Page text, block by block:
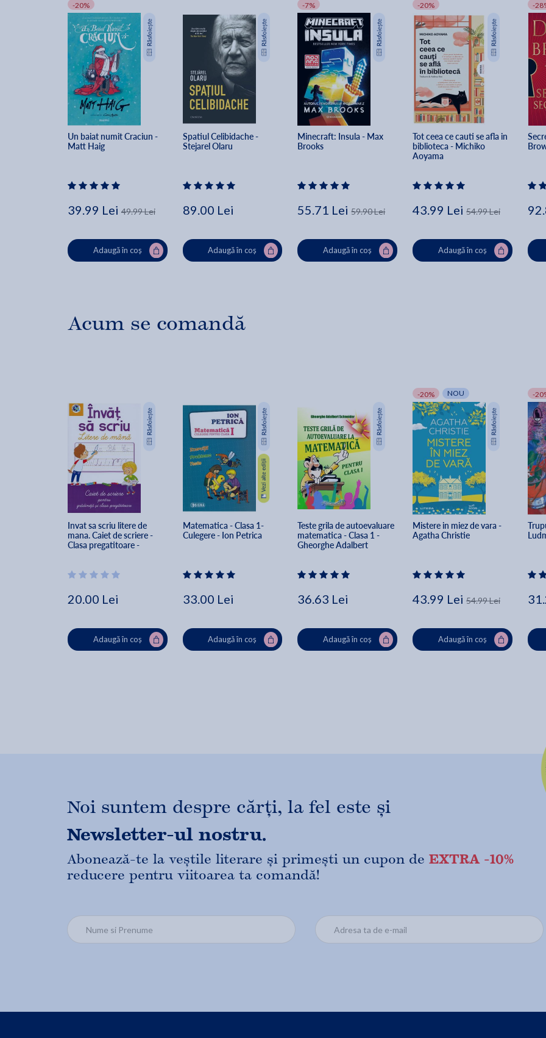
-20%
Un baiat numit Craciun -
Matt Haig
39.99 Lei 49.99 Lei
Adaugă în coș
Spatiul Celibidache -
Stejarel Olaru
89.00 Lei
Adaugă în coș
-7%
Minecraft: Insula - Max
Brooks
55.71 Lei 59.90 Lei
Adaugă în coș
-20%
Tot ceea ce cauti se afla in
biblioteca - Michiko
Aoyama
43.99 Lei 54.99 Lei
Adaugă în coș
-
Acum se comandă
Invat sa scriu litere de
mana. Caiet de scriere -
Clasa pregatitoare -
20.00 Lei
Adaugă în coș
Matematica - Clasa 1-
Culegere - Ion Petrica
33.00 Lei
Adaugă în coș
Teste grila de autoevaluare
matematica - Clasa 1 -
Gheorghe Adalbert
36.63 Lei
Adaugă în coș
-20% NOU
Mistere in miez de vara -
Agatha Christie
43.99 Lei 54.99 Lei
Adaugă în coș
-
Noi suntem despre cărți, la fel este și
Newsletter-ul nostru.
Abonează-te la veștile literare și primești un cupon de EXTRA -10%
reducere pentru viitoarea ta comandă!